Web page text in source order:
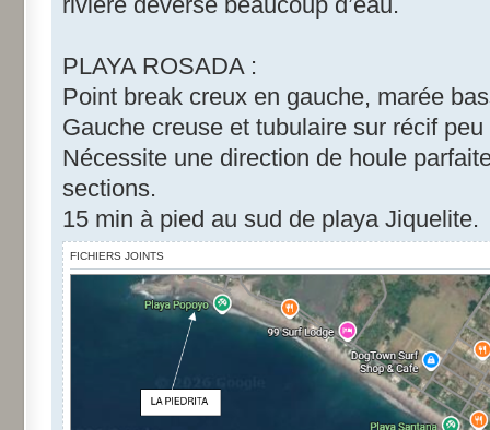
PLAYA ROSADA :
Point break creux en gauche, marée
Gauche creuse et tubulaire sur récif peu
Nécessite une direction de houle
sections.
15 min à pied au sud de playa Jiquelite.
FICHIERS JOINTS